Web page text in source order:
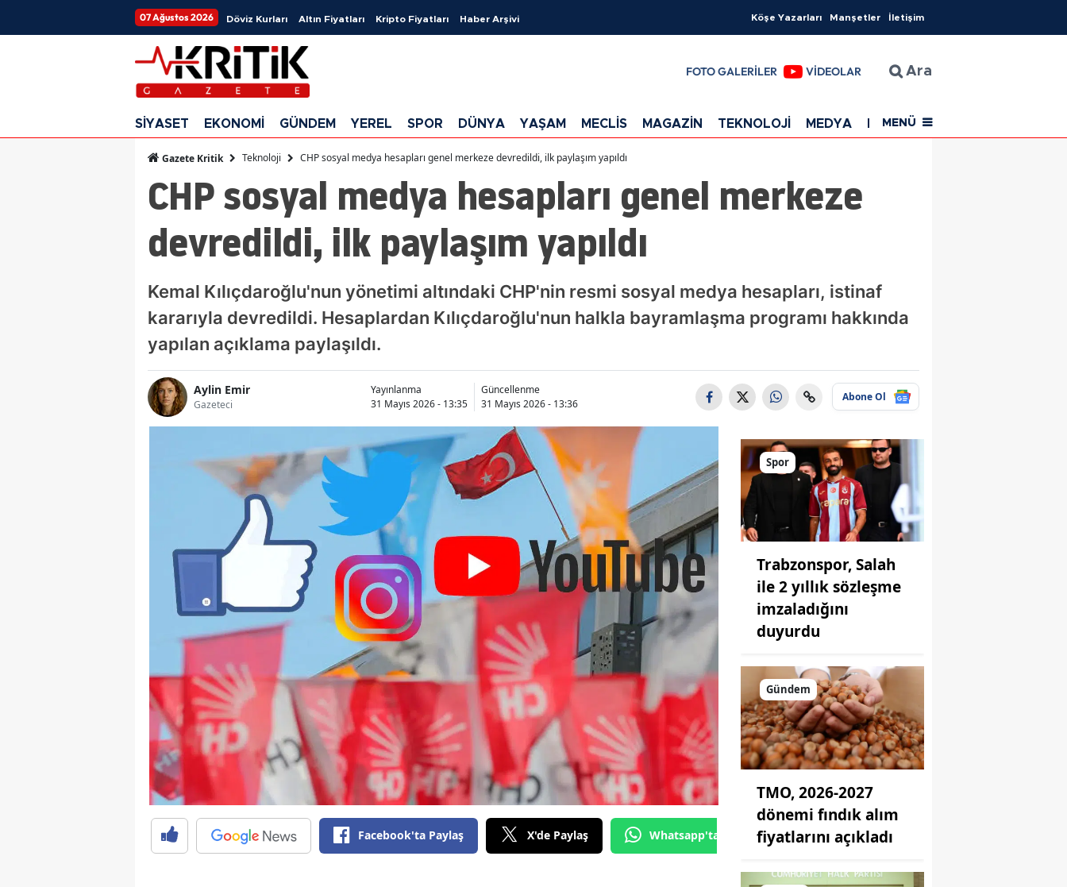
07 Ağustos 2026 Döviz Kurları Altın Fiyatları Kripto Fiyatları Haber Arşivi Köşe Yazarları Manşetler İletişim
FOTO GALERİLER VİDEOLAR Ara
SİYASET EKONOMİ GÜNDEM YEREL SPOR DÜNYA YAŞAM MECLİS MAGAZİN TEKNOLOJİ MEDYA EĞİTİM SAĞLIK
MENÜ
Gazete Kritik Teknoloji CHP sosyal medya hesapları genel merkeze devredildi, ilk paylaşım yapıldı
CHP sosyal medya hesapları genel merkeze
devredildi, ilk paylaşım yapıldı
Kemal Kılıçdaroğlu'nun yönetimi altındaki CHP'nin resmi sosyal medya hesapları, istinaf
kararıyla devredildi. Hesaplardan Kılıçdaroğlu'nun halkla bayramlaşma programı hakkında
yapılan açıklama paylaşıldı.
Aylin Emir
Gazeteci
Yayınlanma
31 Mayıs 2026 - 13:35
Güncellenme
31 Mayıs 2026 - 13:36
Abone Ol
Facebook'ta Paylaş X'de Paylaş Whatsapp'tan Gönder
Spor
Trabzonspor, Salah
ile 2 yıllık sözleşme
imzaladığını
duyurdu
Gündem
TMO, 2026-2027
dönemi fındık alım
fiyatlarını açıkladı